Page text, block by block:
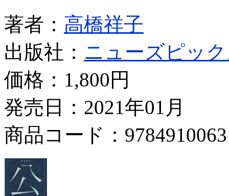
著者： 高橋祥子
出版社： ニューズピッ
価格： 1,800円
発売日：2021年01月
商品コード：